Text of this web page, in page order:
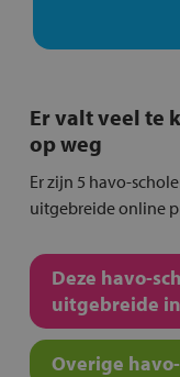
Er valt veel te
op weg
Er zijn 5 havo-
uitgebreide online
Deze havo-
uitgebreide
Overige